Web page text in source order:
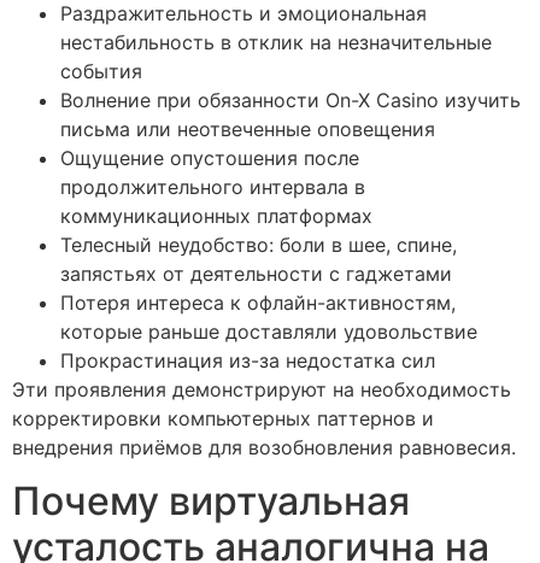
Раздражительность и эмоциональная
нестабильность в отклик на незначительные
события
Волнение при обязанности On-X Casino изучить
письма или неотвеченные оповещения
Ощущение опустошения после
продолжительного интервала в
коммуникационных платформах
Телесный неудобство: боли в шее, спине,
запястьях от деятельности с гаджетами
Потеря интереса к офлайн-активностям,
которые раньше доставляли удовольствие
Прокрастинация из-за недостатка сил
Эти проявления демонстрируют на необходимость
корректировки компьютерных паттернов и
внедрения приёмов для возобновления равновесия.
Почему виртуальная
усталость аналогична на